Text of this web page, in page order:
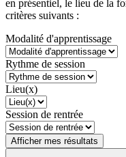
en présentiel, le lieu de la
critères suivants :
Modalité d'apprentissage
Rythme de session
Lieu(x)
Session de rentrée
Afficher mes résultats